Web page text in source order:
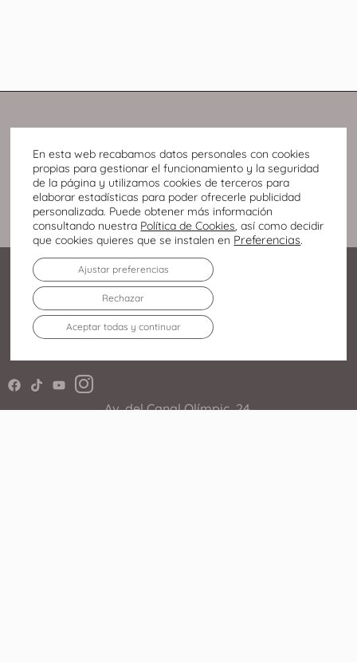
Av. del Canal Olímpic, 24,
En esta web recabamos datos personales con cookies
propias para gestionar el funcionamiento y la seguridad
de la página y utilizamos cookies de terceros para
elaborar estadísticas para poder ofrecerle publicidad
personalizada. Puede obtener más información
consultando nuestra Política de Cookies, así como decidir
que cookies quieres que se instalen en Preferencias.
Aceptar todas y continuar
Rechazar
Ajustar preferencias